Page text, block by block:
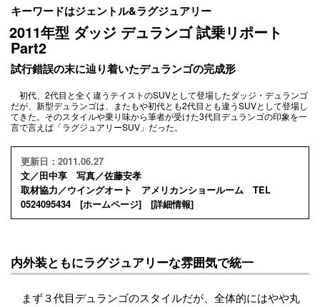
キーワードはジェントル&ラグジュアリー
2011年型 ダッジ デュランゴ 試乗リポート
Part2
試行錯誤の末に辿り着いたデュランゴの完成形
初代、2代目と全く違うテイストのSUVとして登場したダッジ・デュランゴ
だが、新型デュランゴは、またもや初代とも2代目とも違うSUVとして登場し
てきた。そのスタイルや乗り味から筆者が受けた3代目デュランゴの印象を一
言で言えば「ラグジュアリーSUV」だった。
更新日：2011.06.27
文／田中享 写真／佐藤安孝
取材協力／ウイングオート アメリカンショールーム TEL
0524095434 [ホームページ] [詳細情報]
内外装ともにラグジュアリーな雰囲気で統一
まず３代目デュランゴのスタイルだが、全体的にはやや丸